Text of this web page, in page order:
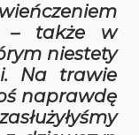
– także w
niestety
Na trawie
naprawdę